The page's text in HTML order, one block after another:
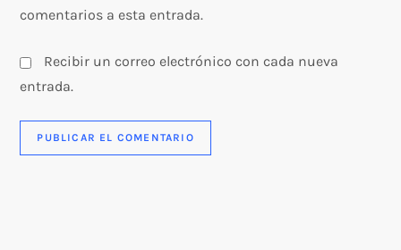
comentarios a esta entrada.
Recibir un correo electrónico con cada nueva
entrada.